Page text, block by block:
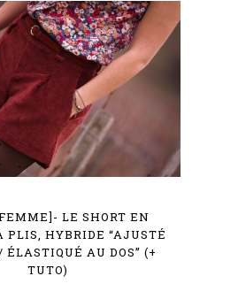
LE SHORT EN
PLIS, HYBRIDE “AJUSTÉ
ÉLASTIQUÉ AU DOS” (+
TUTO)